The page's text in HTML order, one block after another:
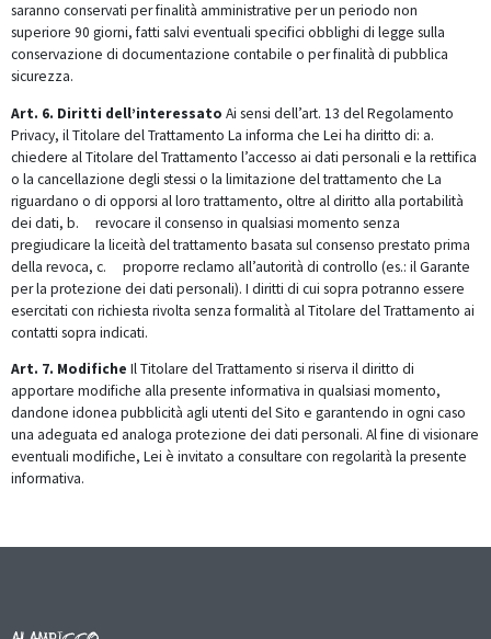
saranno conservati per finalità amministrative per un periodo non
superiore 90 giorni, fatti salvi eventuali specifici obblighi di legge sulla
conservazione di documentazione contabile o per finalità di pubblica
sicurezza.
Art. 6. Diritti dell’interessato Ai sensi dell’art. 13 del Regolamento
Privacy, il Titolare del Trattamento La informa che Lei ha diritto di: a.
chiedere al Titolare del Trattamento l’accesso ai dati personali e la rettifica
o la cancellazione degli stessi o la limitazione del trattamento che La
riguardano o di opporsi al loro trattamento, oltre al diritto alla portabilità
dei dati, b. revocare il consenso in qualsiasi momento senza
pregiudicare la liceità del trattamento basata sul consenso prestato prima
della revoca, c. proporre reclamo all’autorità di controllo (es.: il Garante
per la protezione dei dati personali). I diritti di cui sopra potranno essere
esercitati con richiesta rivolta senza formalità al Titolare del Trattamento ai
contatti sopra indicati.
Art. 7. Modifiche Il Titolare del Trattamento si riserva il diritto di
apportare modifiche alla presente informativa in qualsiasi momento,
dandone idonea pubblicità agli utenti del Sito e garantendo in ogni caso
una adeguata ed analoga protezione dei dati personali. Al fine di visionare
eventuali modifiche, Lei è invitato a consultare con regolarità la presente
informativa.